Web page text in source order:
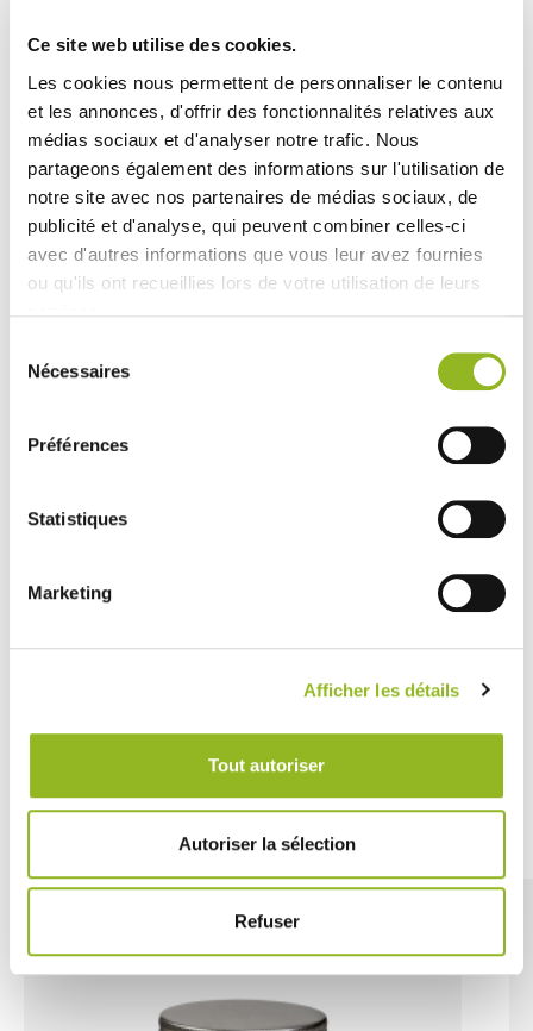
Ce site web utilise des cookies.
Les cookies nous permettent de personnaliser le contenu
et les annonces, d'offrir des fonctionnalités relatives aux
médias sociaux et d'analyser notre trafic. Nous
partageons également des informations sur l'utilisation de
notre site avec nos partenaires de médias sociaux, de
publicité et d'analyse, qui peuvent combiner celles-ci
avec d'autres informations que vous leur avez fournies
ou qu'ils ont recueillies lors de votre utilisation de leurs
Nécessaires
Préférences
Statistiques
Marketing
Afficher les détails
Tout autoriser
Autoriser la sélection
Refuser
ES31298 est vendu séparément pour compléter
Ce pot est également disponible en fibre de bambou.
Disponible en formats de 105 ml et 135 ml, il s'adapte à
vos besoins spécifiques en matière de contenance.
Couvercle pour
135 ml
Référence :ES31298
500 pièces / carton
Découvrez aussi